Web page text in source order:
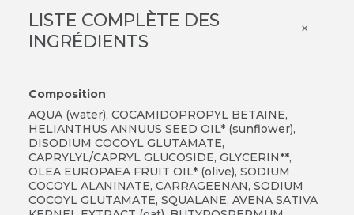
LISTE COMPLÈTE DES
INGRÉDIENTS
×
Composition
AQUA (water), COCAMIDOPROPYL BETAINE,
HELIANTHUS ANNUUS SEED OIL* (sunflower),
DISODIUM COCOYL GLUTAMATE,
CAPRYLYL/CAPRYL GLUCOSIDE, GLYCERIN**,
OLEA EUROPAEA FRUIT OIL* (olive), SODIUM
COCOYL ALANINATE, CARRAGEENAN, SODIUM
COCOYL GLUTAMATE, SQUALANE, AVENA SATIVA